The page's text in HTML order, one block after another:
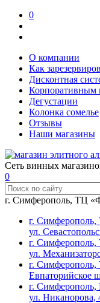
0
О компании
Как
Дисконтная
Корпоративным
Дегустации
Колонка сомелье
Отзывы
Наши магазины
Сеть винных
0
г. Симферополь, ТЦ
г.
ул.
г.
ул.
г.
Евпаторийское
г. Симферополь,
ул.